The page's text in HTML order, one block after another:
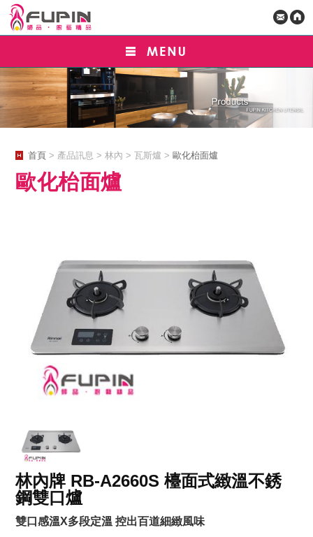
首頁 > 產品訊息 > 林內 > 瓦斯爐 >歐化枱面爐
歐化枱面爐
林內牌 RB-A2660S 檯面式緻溫不銹
鋼雙口爐
雙口感溫X多段定溫 控出百道細緻風味